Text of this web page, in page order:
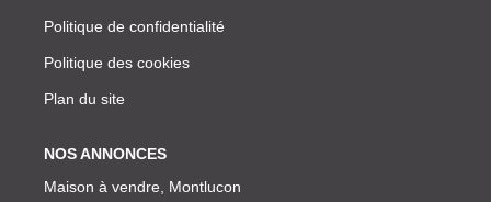
Politique de confidentialité
Politique des cookies
Plan du site
NOS ANNONCES
Maison à vendre, Montlucon